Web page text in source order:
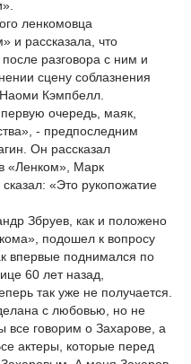
ленкомовца
и рассказала, что
разговора с ним и
сцену соблазнения
Кэмпбелл.
очередь, маяк,
- предпоследним
Он рассказал
«Ленком», Марк
«Это рукопожатие
Збруев, как и положено
подошел к вопросу
впервые поднимался по
60 лет назад,
так уже не получается.
с любовью, но не
все говорим о Захарове, а
актеры, которые перед